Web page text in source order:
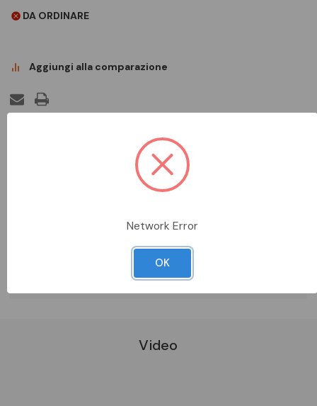
DA ORDINARE
Aggiungi alla comparazione
DESCRIZIONE COMPLETA
Bussola girevole per il montaggio successivo o aggiuntivo.
Video
Network Error
OK